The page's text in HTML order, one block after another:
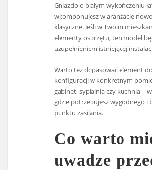
Gniazdo o białym wykończeniu
wkomponujesz w aranżacje
klasyczne. Jeśli w Twoim
elementy osprzętu, ten model
uzupełnieniem istniejącej
Warto też dopasować element
konfiguracji w konkretnym
gabinet, sypialnia czy kuchnia –
gdzie potrzebujesz wygodnego i
punktu zasilania.
Co warto
uwadze